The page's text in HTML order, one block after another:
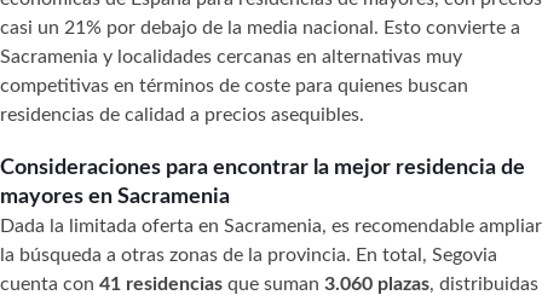
casi un 21% por debajo de la media nacional. Esto convierte a
Sacramenia y localidades cercanas en alternativas muy
competitivas en términos de coste para quienes buscan
residencias de calidad a precios asequibles.
Consideraciones para encontrar la mejor residencia de
mayores en Sacramenia
Dada la limitada oferta en Sacramenia, es recomendable ampliar
la búsqueda a otras zonas de la provincia. En total, Segovia
cuenta con 41 residencias que suman 3.060 plazas, distribuidas